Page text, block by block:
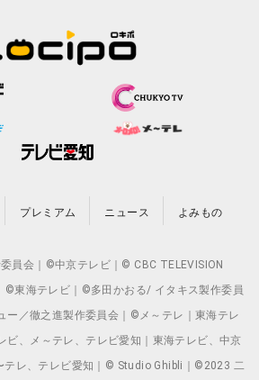
プレミアム ニュース よみもの
員会｜©中京テレビ｜© CBC TELEVISION
©東海テレビ｜©多田かおる/ イタキス製作委員
ー／徹之進製作委員会｜©メ～テレ｜東海テレ
ビ、メ～テレ、テレビ愛知｜東海テレビ、中京
テレ、テレビ愛知｜© Studio Ghibli｜©2023 二